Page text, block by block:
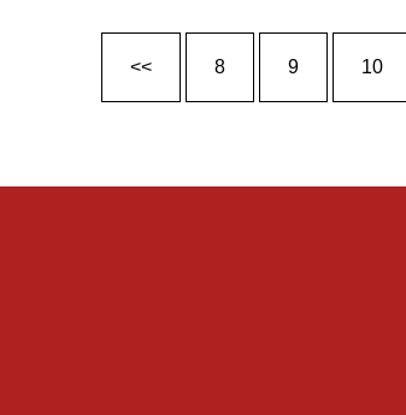
<< 8 9 10